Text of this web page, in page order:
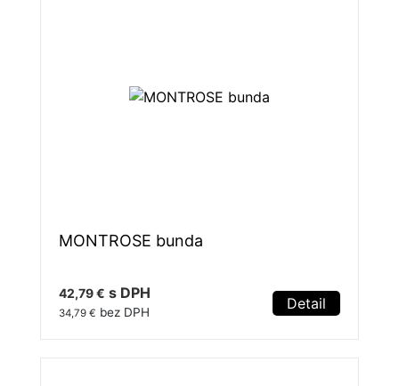
MONTROSE bunda
42,79 € s DPH
34,79 € bez DPH Detail